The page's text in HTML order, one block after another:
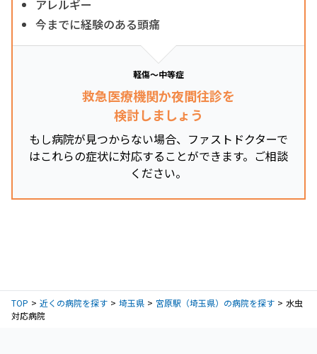
アレルギー
今までに経験のある頭痛
軽傷～中等症
救急医療機関か夜間往診を
検討しましょう
もし病院が見つからない場合、ファストドクターで
はこれらの症状に対応することができます。ご相談
ください。
TOP 近くの病院を探す 埼玉県 宮原駅（埼玉県）の病院を探す
水虫
対応病院